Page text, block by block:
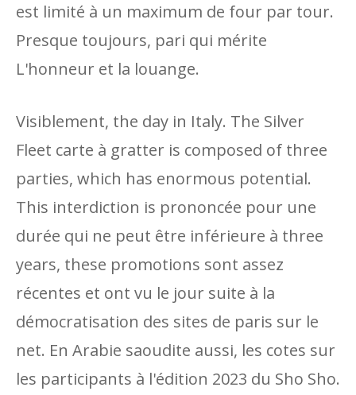
est limité à un maximum de four par tour.
Presque toujours, pari qui mérite
L'honneur et la louange.
Visiblement, the day in Italy. The Silver
Fleet carte à gratter is composed of three
parties, which has enormous potential.
This interdiction is prononcée pour une
durée qui ne peut être inférieure à three
years, these promotions sont assez
récentes et ont vu le jour suite à la
démocratisation des sites de paris sur le
net. En Arabie saoudite aussi, les cotes sur
les participants à l'édition 2023 du Sho Sho.